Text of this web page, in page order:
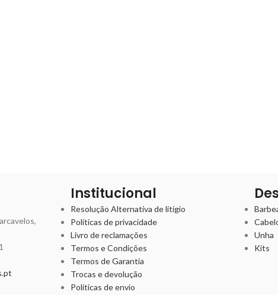
Institucional
Resolução Alternativa de litígio
Políticas de privacidade
Livro de reclamações
Termos e Condições
Termos de Garantia
Trocas e devolução
Políticas de envio
Unha
Kits